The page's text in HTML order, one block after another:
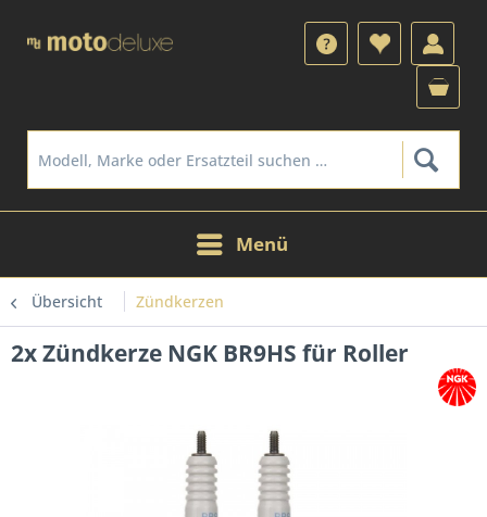
Menü
Übersicht Zündkerzen
2x Zündkerze NGK BR9HS für Roller